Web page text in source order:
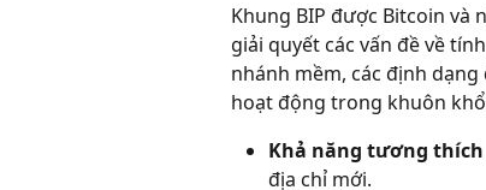
Khung BIP được Bitcoin và
giải quyết các vấn đề về
nhánh mềm, các định
hoạt động trong khuôn
Khả năng tương
địa chỉ mới.